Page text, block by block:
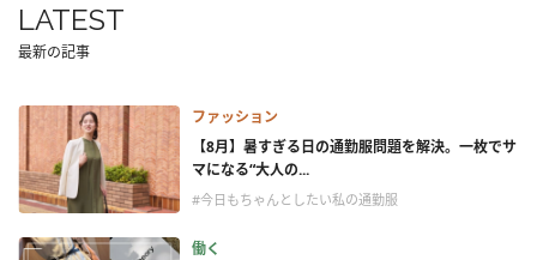
LATEST
最新の記事
ファッション
【8月】暑すぎる日の通勤服問題を解決。一枚でサ
マになる“大人の...
#今日もちゃんとしたい私の通勤服
働く